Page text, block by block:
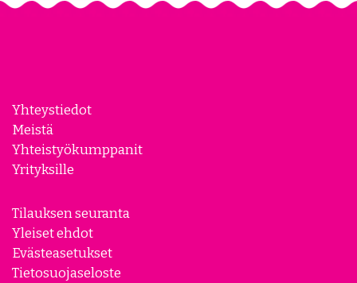
Yhteystiedot
Meistä
Yhteistyökumppanit
Yrityksille
Tilauksen seuranta
Yleiset ehdot
Evästeasetukset
Tietosuojaseloste